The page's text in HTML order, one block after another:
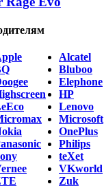
Alcatel
Bluboo
Elephone
HP
Lenovo
Microsoft
OnePlus
Philips
teXet
VKworld
Zuk